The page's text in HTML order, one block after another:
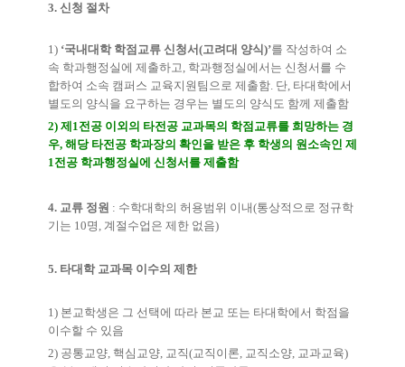
3. 신청 절차
1) ‘국내대학 학점교류 신청서 (고려대 양식)’를 작성하여 소
속 학과행정실에 제출하고, 학과행정실에서는 신청서를 수
합하여 소속 캠퍼스 교육지원팀으로 제출함. 단, 타대학에서
별도의 양식을 요구하는 경우는 별도의 양식도 함께 제출함
2) 제 1전공 이외의 타전공 교과목의 학점교류를 희망하는 경
우, 해당 타전공 학과장의 확인을 받은 후 학생의 원소속인 제
1전공 학과행정실에 신청서를 제출함
4. 교류 정원 : 수학대학의 허용범위 이내(통상적으로 정규학
기는 10명 , 계절수업은 제한 없음)
5. 타대학 교과목 이수의 제한
1) 본교학생은 그 선택에 따라 본교 또는 타대학에서 학점을
이수할 수 있음
2) 공통교양, 핵심교양, 교직(교직이론, 교직소양, 교과교육)